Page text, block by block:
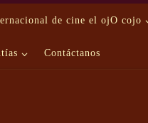
de cine el ojO cojo
Contáctanos